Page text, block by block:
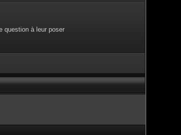
question à leur poser